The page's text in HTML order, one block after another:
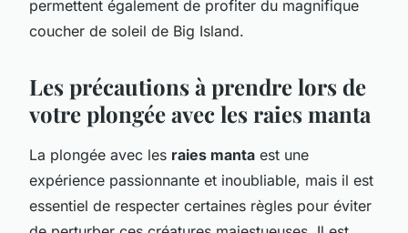
permettent également de profiter du magnifique
coucher de soleil de Big Island.
Les précautions à prendre lors de
votre plongée avec les raies manta
La plongée avec les raies manta est une
expérience passionnante et inoubliable, mais il est
essentiel de respecter certaines règles pour éviter